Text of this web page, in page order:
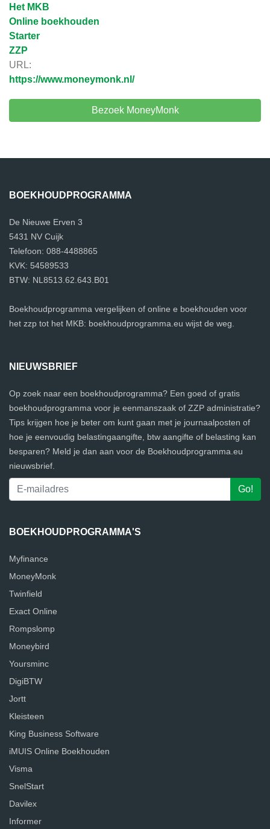
Het MKB
Online boekhouden
Starter
ZZP
URL:
https://www.moneymonk.nl/
Bezoek MoneyMonk
BOEKHOUDPROGRAMMA
De Nieuwe Erven 3
5431 NV Cuijk
Telefoon: 088-4488865
KVK: 54589533
BTW: NL8513.62.643.B01
Boekhoudprogramma vergelijken of online e boekhouden voor
het zzp tot het MKB: boekhoudprogramma.eu wijst de weg.
NIEUWSBRIEF
Op zoek naar een boekhoudprogramma? Een goed of gratis
boekhoudprogramma voor je eenmanszaak of ZZP administratie?
Tips krijgen hoe je beter om kunt gaan met je journaalposten of
hoe je eenvoudig belastingaangifte, btw aangifte of belasting kan
besparen? Meld je dan aan voor de Boekhoudprogramma.eu
nieuwsbrief.
BOEKHOUDPROGRAMMA'S
Myfinance
MoneyMonk
Twinfield
Exact Online
Rompslomp
Moneybird
Yoursminc
DigiBTW
Jortt
Kleisteen
King Business Software
iMUIS Online Boekhouden
Visma
SnelStart
Davilex
Informer